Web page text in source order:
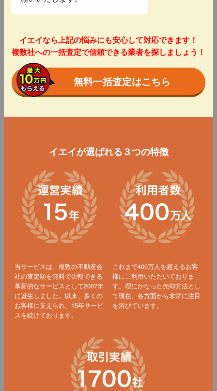
イエイなら上記の悩みにも安心して対応できます！
複数社への一括査定で信頼できる業者を探しましょう！
無料一括査定はこちら
イエイが選ばれる３つの特徴
当サービスは、複数の不動産会
社の査定額を無料で比較できる
革新的なサービスとして2007年
に誕生しました。以来、多くの
お客様に支えられ、15年サービ
スを続けております。
これまで400万人を超えるお客
様にご利用いただいておりま
す。理にかなった売却方法とし
て現在、各方面から非常に注目
を浴びています。